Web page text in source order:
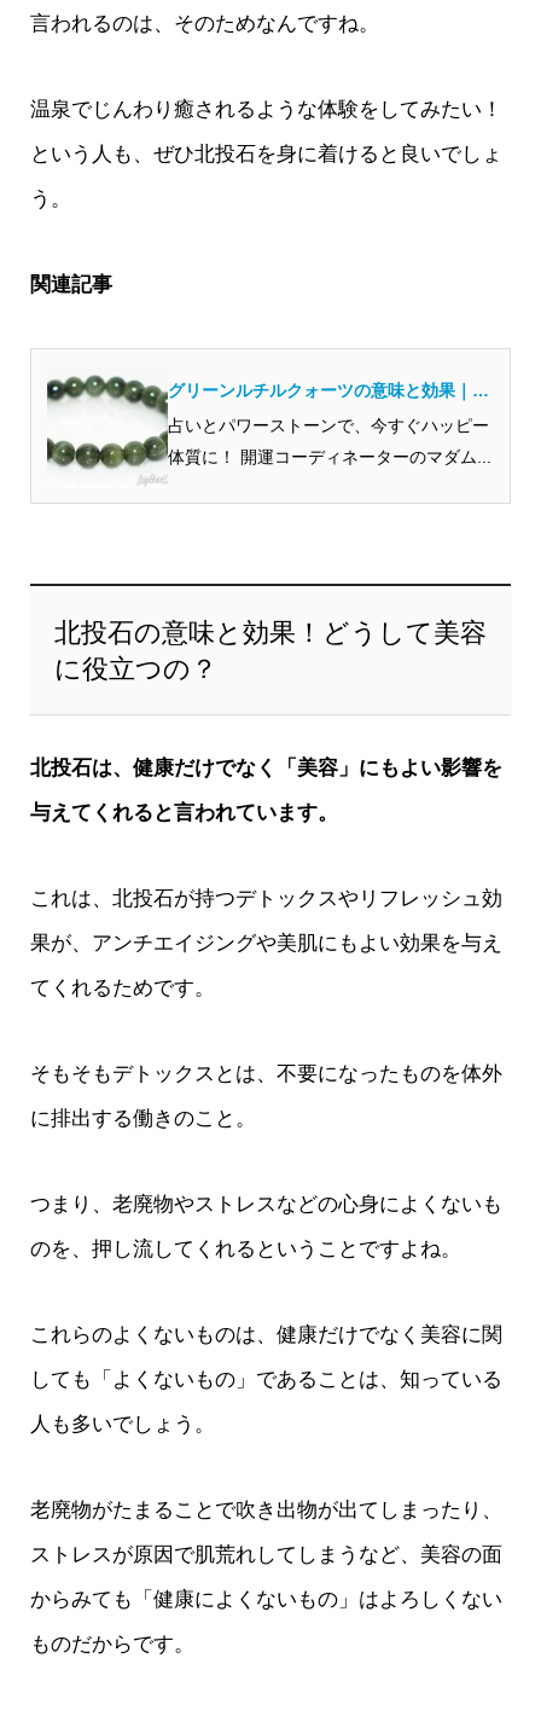
言われるのは、そのためなんですね。
温泉でじんわり癒されるような体験をしてみたい！
という人も、ぜひ北投石を身に着けると良いでしょ
う。
関連記事
グリーンルチルクォーツの意味と効果｜石
言葉・金運・仕事運・相性・体験談も紹介
占いとパワーストーンで、今すぐハッピー
体質に！ 開運コーディネーターのマダム...
北投石の意味と効果！どうして美容
に役立つの？
北投石は、健康だけでなく「美容」にもよい影響を
与えてくれると言われています。
これは、北投石が持つデトックスやリフレッシュ効
果が、アンチエイジングや美肌にもよい効果を与え
てくれるためです。
そもそもデトックスとは、不要になったものを体外
に排出する働きのこと。
つまり、老廃物やストレスなどの心身によくないも
のを、押し流してくれるということですよね。
これらのよくないものは、健康だけでなく美容に関
しても「よくないもの」であることは、知っている
人も多いでしょう。
老廃物がたまることで吹き出物が出てしまったり、
ストレスが原因で肌荒れしてしまうなど、美容の面
からみても「健康によくないもの」はよろしくない
ものだからです。